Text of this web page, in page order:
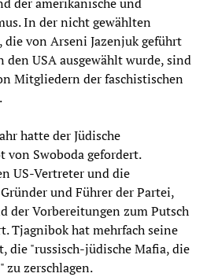
In der nicht gewählten
die von Arseni Jazenjuk geführt
USA ausgewählt wurde, sind
Mitgliedern der faschistischen
hatte der Jüdische
von Swoboda gefordert.
US-Vertreter und die
und Führer der Partei,
der Vorbereitungen zum Putsch
Tjagnibok hat mehrfach seine
die "russisch-jüdische Mafia, die
zerschlagen.